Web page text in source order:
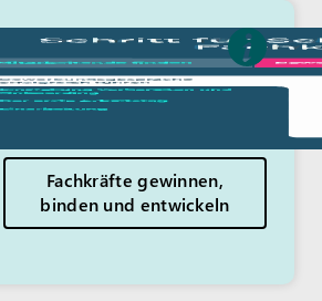
GEMEINSAM
handeln!
Fachkräfte gewinnen,
binden und entwickeln